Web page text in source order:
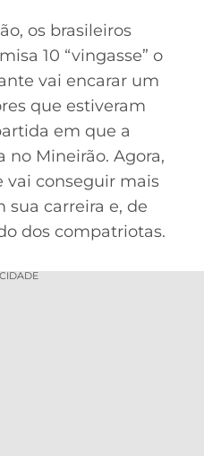
os brasileiros
10 “vingasse” o
vai encarar um
que estiveram
em que a
no Mineirão. Agora,
vai conseguir mais
sua carreira e, de
dos compatriotas.